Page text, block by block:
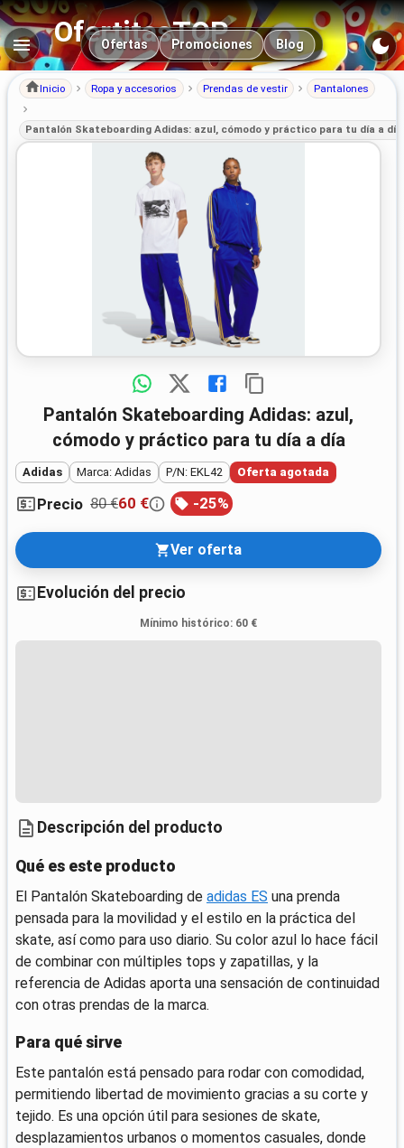
OfertitasTOP
Navegación principal
Ofertas Promociones Blog
Inicio Ropa y accesorios Prendas de vestir Pantalones
Pantalón Skateboarding Adidas: azul, cómodo y práctico para tu día a día
Pantalón Skateboarding Adidas: azul,
cómodo y práctico para tu día a día
Adidas Marca: Adidas P/N: EKL42 Oferta agotada
Precio 80 €60 € -25%
Ver oferta
Evolución del precio
Mínimo histórico: 60 €
Descripción del producto
Qué es este producto
El Pantalón Skateboarding de adidas ES una prenda
pensada para la movilidad y el estilo en la práctica del
skate, así como para uso diario. Su color azul lo hace fácil
de combinar con múltiples tops y zapatillas, y la
referencia de Adidas aporta una sensación de continuidad
con otras prendas de la marca.
Para qué sirve
Este pantalón está pensado para rodar con comodidad,
permitiendo libertad de movimiento gracias a su corte y
tejido. Es una opción útil para sesiones de skate,
desplazamientos urbanos o momentos casuales, donde